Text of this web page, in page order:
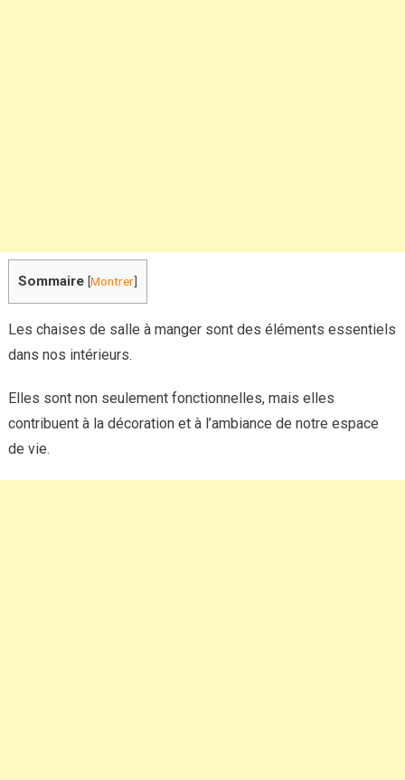
Sommaire [Montrer]
Les chaises de salle à manger sont des éléments essentiels
dans nos intérieurs.
Elles sont non seulement fonctionnelles, mais elles
contribuent à la décoration et à l’ambiance de notre espace
de vie.